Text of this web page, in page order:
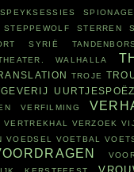
SPEYKSESSIES SPIONAGE
STEPPEWOLF STERREN
SYRIË
WALHALLA
TROJE
VERFILMING
VERTREKHAL VERZOEK
VOEDSEL VOETBAL